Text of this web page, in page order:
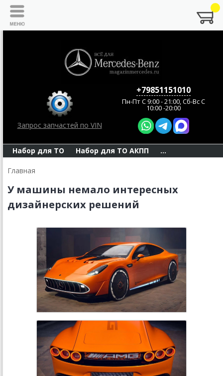
Запрос запчастей по VIN
+79851151010
Пн-Пт C 9:00 - 21:00, Сб-Вс С
10:00 -20:00
Набор для ТО Набор для ТО АКПП ...
Главная
У машины немало интересных
дизайнерских решений